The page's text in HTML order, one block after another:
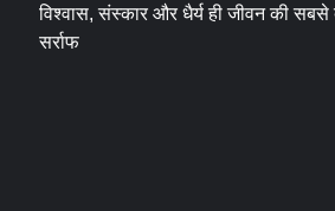
विश्वास, संस्कार और धैर्य ही जीवन की सबसे
सर्राफ